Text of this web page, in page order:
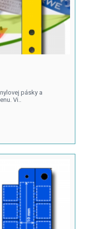
pásky a
Vi..